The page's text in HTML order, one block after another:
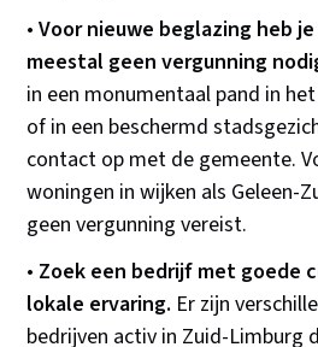
•Voor nieuwe beglazing heb
meestal geen vergunning
in een monumentaal pand in
of in een beschermd
contact op met de gemeente.
woningen in wijken als Geleen-
geen vergunning vereist.
• Zoek een bedrijf met goede
lokale ervaring. Er zijn
bedrijven activ in Zuid-Limburg